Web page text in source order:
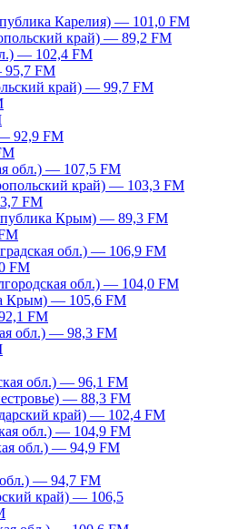
Карелия) — 101,0 FM
край) — 89,2 FM
— 102,4 FM
95,7 FM
край) — 99,7 FM
92,9 FM
обл.) — 107,5 FM
край) — 103,3 FM
FM
Крым) — 89,3 FM
обл.) — 106,9 FM
FM
обл.) — 104,0 FM
Крым) — 105,6 FM
FM
обл.) — 98,3 FM
обл.) — 96,1 FM
— 88,3 FM
край) — 102,4 FM
обл.) — 104,9 FM
обл.) — 94,9 FM
— 94,7 FM
край) — 106,5